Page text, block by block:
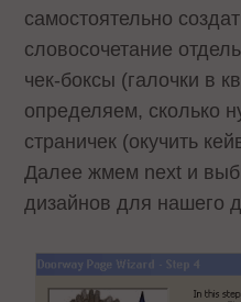
самостоятельно
словосочетание
чек-боксы (галочки в
определяем, сколько
страничек (окучить
Далее жмем next и
дизайнов для нашего